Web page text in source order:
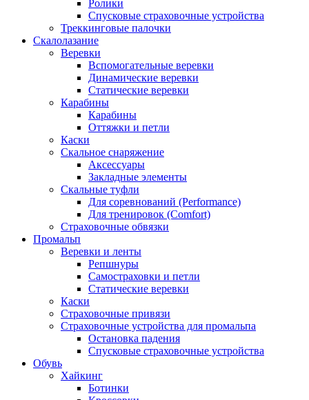
Ролики
Спусковые страховочные устройства
Треккинговые палочки
Скалолазание
Веревки
Вспомогательные веревки
Динамические веревки
Статические веревки
Карабины
Карабины
Оттяжки и петли
Каски
Скальное снаряжение
Аксессуары
Закладные элементы
Скальные туфли
Для соревнований (Performance)
Для тренировок (Comfort)
Страховочные обвязки
Промальп
Веревки и ленты
Репшнуры
Самостраховки и петли
Статические веревки
Каски
Страховочные привязи
Страховочные устройства для промальпа
Остановка падения
Спусковые страховочные устройства
Обувь
Хайкинг
Ботинки